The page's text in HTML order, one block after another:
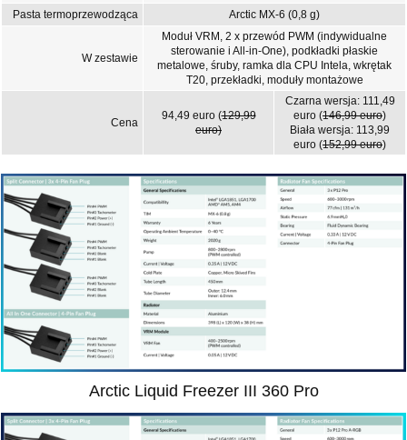
Pasta termoprzewodząca
Arctic MX-6 (0,8 g)
W zestawie
Moduł VRM, 2 x przewód PWM (indywidualne
sterowanie i All-in-One), podkładki płaskie
metalowe, śruby, ramka dla CPU Intela, wkrętak
T20, przekładki, moduły montażowe
Cena
94,49 euro (129,99
euro)
Czarna wersja: 111,49
euro (146,99 euro)
Biała wersja: 113,99
euro (152,99 euro)
Arctic Liquid Freezer III 360 Pro